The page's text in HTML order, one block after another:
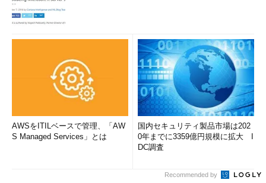
AWSをITILベースで管理、「AW
S Managed Services」とは
国内セキュリティ製品市場は202
0年までに3359億円規模に拡大 I
DC調査
Recommended by